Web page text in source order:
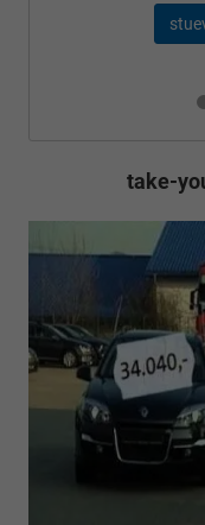
take-